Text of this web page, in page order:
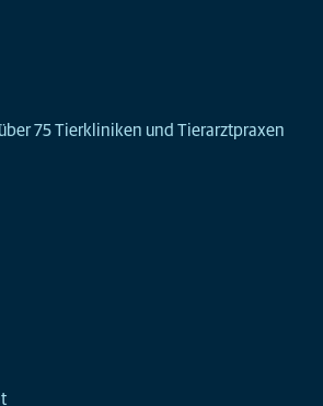
75 Tierkliniken und Tierarztpraxen